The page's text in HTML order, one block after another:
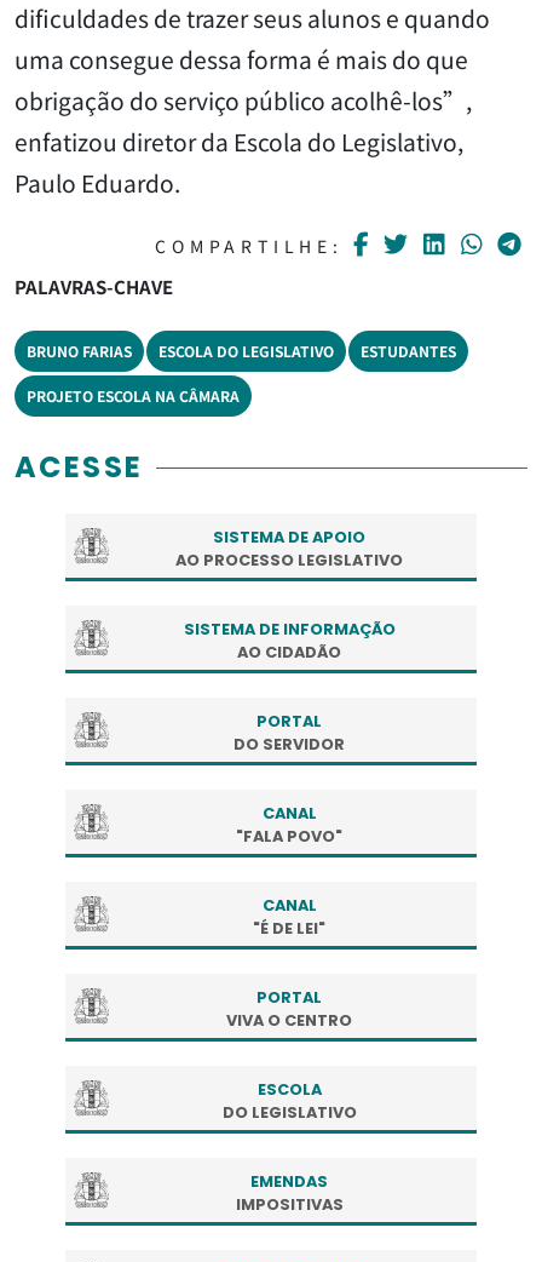
dificuldades de trazer seus alunos e quando
uma consegue dessa forma é mais do que
obrigação do serviço público acolhê-los”,
enfatizou diretor da Escola do Legislativo,
Paulo Eduardo.
COMPARTILHE:
PALAVRAS-CHAVE
BRUNO FARIAS ESCOLA DO LEGISLATIVO ESTUDANTES
PROJETO ESCOLA NA CÂMARA
ACESSE
SISTEMA DE APOIO
AO PROCESSO LEGISLATIVO
SISTEMA DE INFORMAÇÃO
AO CIDADÃO
PORTAL
DO SERVIDOR
CANAL
"FALA POVO"
CANAL
"É DE LEI"
PORTAL
VIVA O CENTRO
ESCOLA
DO LEGISLATIVO
EMENDAS
IMPOSITIVAS